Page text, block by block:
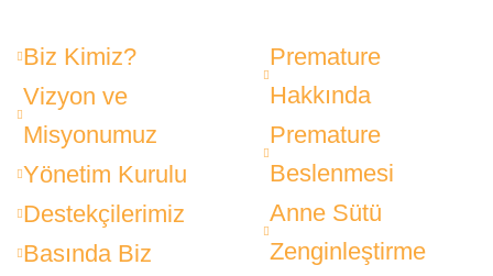
Biz Kimiz?
Vizyon ve
Misyonumuz
Yönetim Kurulu
Destekçilerimiz
Basında Biz
Premature
Hakkında
Premature
Beslenmesi
Anne Sütü
Zenginleştirme